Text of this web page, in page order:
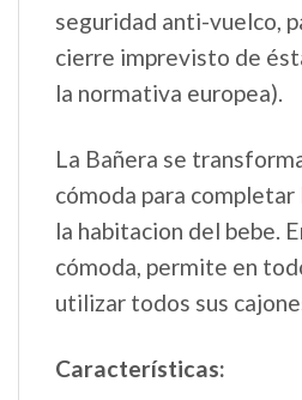
seguridad anti-vuelco,
cierre imprevisto de
la normativa europea).
La Bañera se
cómoda para completar
la habitacion del bebe.
cómoda, permite en
utilizar todos sus
Características: